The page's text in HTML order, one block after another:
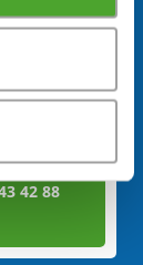
42 88